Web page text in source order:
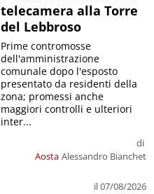
telecamera alla Torre
del Lebbroso
Aosta
di
Alessandro Bianchet
il 07/08/2026
Prime contromosse
dell'amministrazione
comunale dopo l'esposto
presentato da residenti della
zona; promessi anche
maggiori controlli e ulteriori
inter...